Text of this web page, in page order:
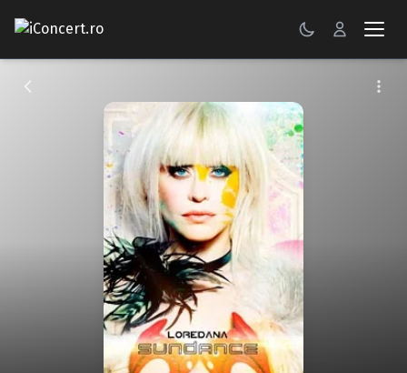
CONCERTE